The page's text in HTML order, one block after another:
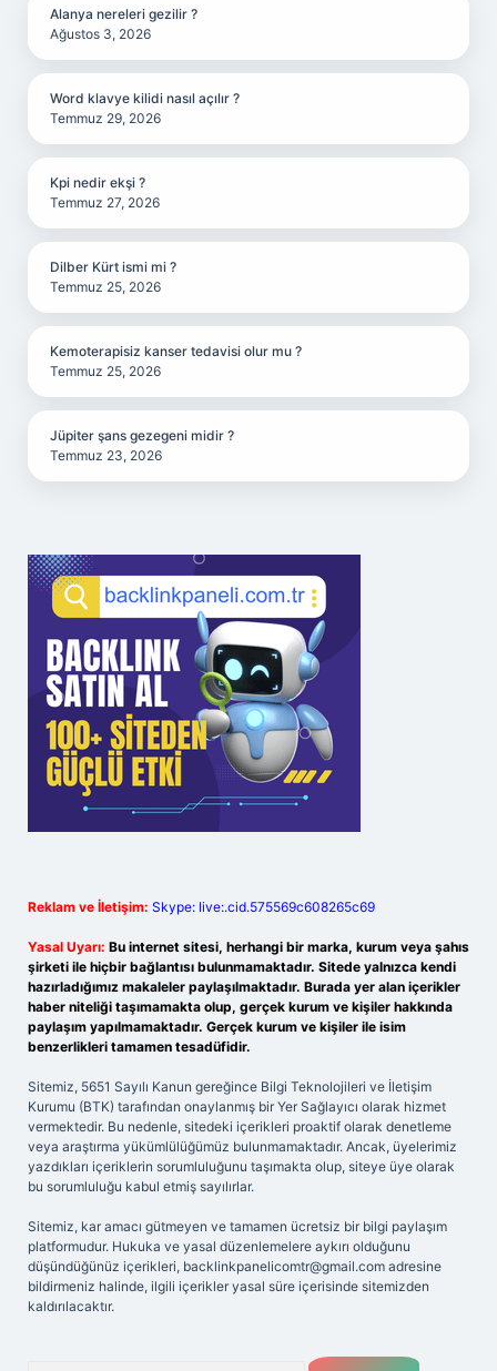
Alanya nereleri gezilir ?
Ağustos 3, 2026
Word klavye kilidi nasıl açılır ?
Temmuz 29, 2026
Kpi nedir ekşi ?
Temmuz 27, 2026
Dilber Kürt ismi mi ?
Temmuz 25, 2026
Kemoterapisiz kanser tedavisi olur mu ?
Temmuz 25, 2026
Jüpiter şans gezegeni midir ?
Temmuz 23, 2026
Reklam ve İletişim: Skype: live:.cid.575569c608265c69
Yasal Uyarı: Bu internet sitesi, herhangi bir marka, kurum veya şahıs
şirketi ile hiçbir bağlantısı bulunmamaktadır. Sitede yalnızca kendi
hazırladığımız makaleler paylaşılmaktadır. Burada yer alan içerikler
haber niteliği taşımamakta olup, gerçek kurum ve kişiler hakkında
paylaşım yapılmamaktadır. Gerçek kurum ve kişiler ile isim
benzerlikleri tamamen tesadüfidir.
Sitemiz, 5651 Sayılı Kanun gereğince Bilgi Teknolojileri ve İletişim
Kurumu (BTK) tarafından onaylanmış bir Yer Sağlayıcı olarak hizmet
vermektedir. Bu nedenle, sitedeki içerikleri proaktif olarak denetleme
veya araştırma yükümlülüğümüz bulunmamaktadır. Ancak, üyelerimiz
yazdıkları içeriklerin sorumluluğunu taşımakta olup, siteye üye olarak
bu sorumluluğu kabul etmiş sayılırlar.
Sitemiz, kar amacı gütmeyen ve tamamen ücretsiz bir bilgi paylaşım
platformudur. Hukuka ve yasal düzenlemelere aykırı olduğunu
düşündüğünüz içerikleri, backlinkpanelicomtr@gmail.com adresine
bildirmeniz halinde, ilgili içerikler yasal süre içerisinde sitemizden
kaldırılacaktır.